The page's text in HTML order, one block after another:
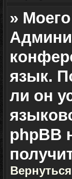
»
язык.
ли он
phpBB